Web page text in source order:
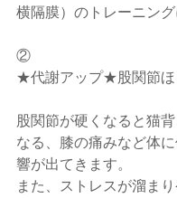
横隔膜）のトレーニング
②
★代謝アップ★股関節ほ
股関節が硬くなると猫背
なる、膝の痛みなど体
響が出てきます。
また、ストレスが溜ま